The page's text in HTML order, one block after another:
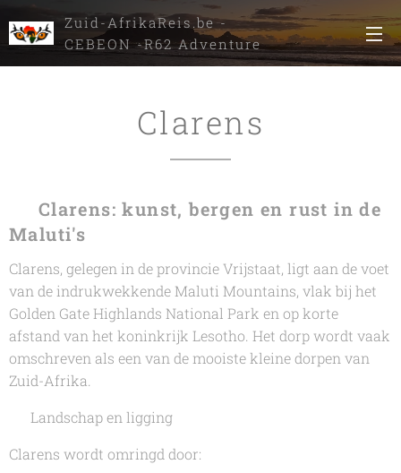
Zuid-AfrikaReis.be -
CEBEON -R62 Adventure
Tours
Clarens
Clarens: kunst, bergen en rust in de
Maluti's
Clarens, gelegen in de provincie Vrijstaat, ligt aan de voet
van de indrukwekkende Maluti Mountains, vlak bij het
Golden Gate Highlands National Park en op korte
afstand van het koninkrijk Lesotho. Het dorp wordt vaak
omschreven als een van de mooiste kleine dorpen van
Zuid-Afrika.
🏔️ Landschap en ligging
Clarens wordt omringd door: